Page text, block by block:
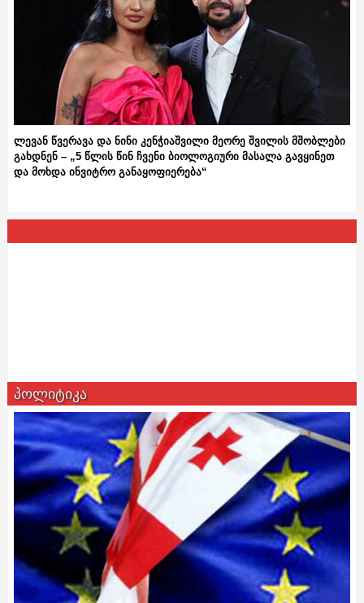
ლევან წვერავა და ნინი კენჭიაშვილი მეორე შვილის მშობლები
გახდნენ – „5 წლის წინ ჩვენი ბიოლოგიური მასალა გავყინეთ
და მოხდა ინვიტრო განაყოფიერება“
პოლიტიკა